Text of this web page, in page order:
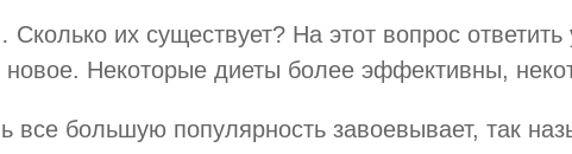
их существует? На этот вопрос
Некоторые диеты более эффективны,
все большую популярность завоевывает, так